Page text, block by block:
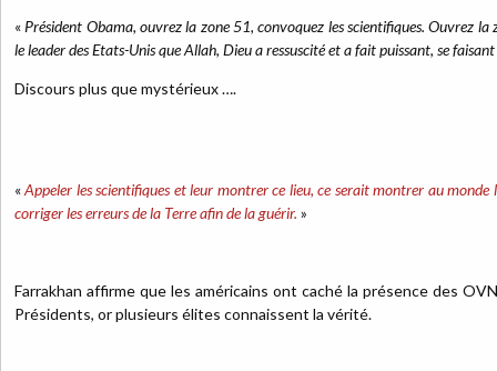
« Président Obama, ouvrez la zone 51, convoquez les scientifiques. Ouvrez la
le leader des Etats-Unis que Allah, Dieu a ressuscité et a fait puissant, se
Discours plus que mystérieux ….
«Appeler les scientifiques et leur montrer ce lieu, ce serait montrer au monde
corriger les erreurs de la Terre afin de la guérir. »
Farrakhan affirme que les américains ont caché la présence des
Présidents, or plusieurs élites connaissent la vérité.